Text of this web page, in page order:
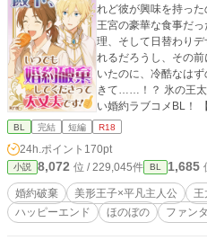
れど彼が興味を持っ
王宮の豪華な食事だ
理、そして日替わり
れるだろうし、その
いたのに、冷酷なは
きて……！？ 氷の王太
い婚約ラブコメBL！ 【お知らせ】 R18の初夜番外編を後日投
稿予定です！
です。 https://
BL 完結 短編 R18
24h.ポイント 170pt
小説 8,072 位 / 229,045件 BL 1,685
婚約破棄 美形王子×平凡主人公 王
ハッピーエンド
ほのぼの ファン